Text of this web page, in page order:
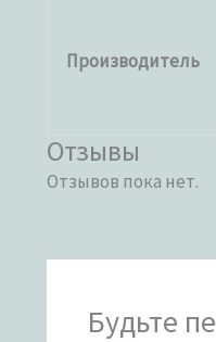
Производитель
Отзывы
Отзывов пока нет.
Будьте